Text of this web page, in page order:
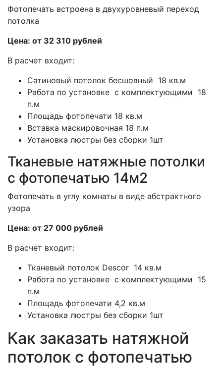
Фотопечать встроена в двухуровневый переход
потолка
Цена: от 32 310 рублей
В расчет входит:
Сатиновый потолок бесшовный 18 кв.м
Работа по установке с комплектующими 18
п.м
Площадь фотопечати 18 кв.м
Вставка маскировочная 18 п.м
Установка люстры без сборки 1шт
Тканевые натяжные потолки
с фотопечатью 14м2
Фотопечать в углу комнаты в виде абстрактного
узора
Цена: от 27 000 рублей
В расчет входит:
Тканевый потолок Descor 14 кв.м
Работа по установке с комплектующими 15
п.м
Площадь фотопечати 4,2 кв.м
Установка люстры без сборки 1шт
Как заказать натяжной
потолок с фотопечатью